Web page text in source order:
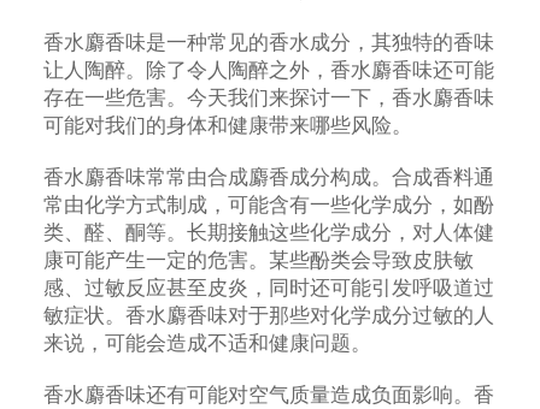
香水麝香味是一种常见的香水成分，其独特的香味
让人陶醉。除了令人陶醉之外，香水麝香味还可能
存在一些危害。今天我们来探讨一下，香水麝香味
可能对我们的身体和健康带来哪些风险。
香水麝香味常常由合成麝香成分构成。合成香料通
常由化学方式制成，可能含有一些化学成分，如酚
类、醛、酮等。长期接触这些化学成分，对人体健
康可能产生一定的危害。某些酚类会导致皮肤敏
感、过敏反应甚至皮炎，同时还可能引发呼吸道过
敏症状。香水麝香味对于那些对化学成分过敏的人
来说，可能会造成不适和健康问题。
香水麝香味还有可能对空气质量造成负面影响。香